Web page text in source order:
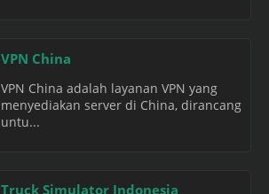
VPN China
VPN China adalah layanan VPN yang
menyediakan server di China, dirancang
untu...
Truck Simulator Indonesia